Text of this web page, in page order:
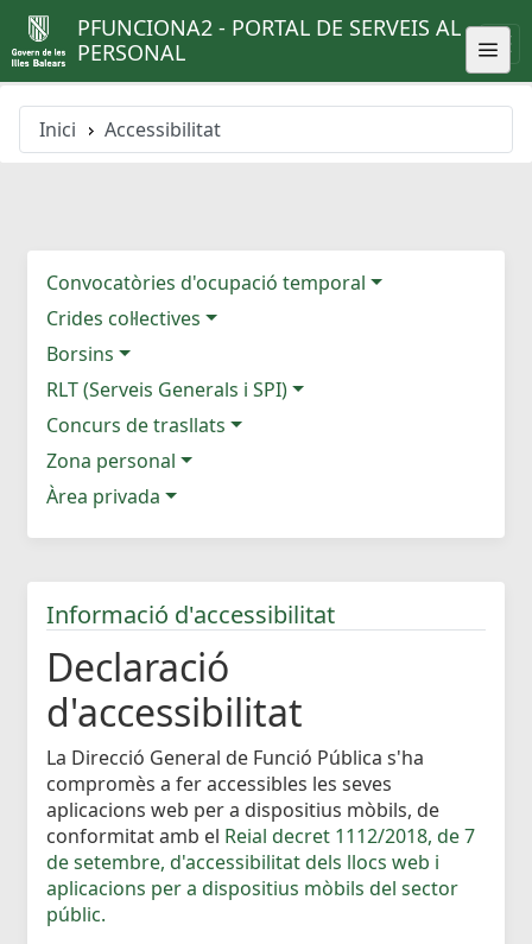
PFUNCIONA2 - PORTAL DE SERVEIS AL
PERSONAL
Inici Accessibilitat
Convocatòries d'ocupació temporal
Crides col·lectives
Borsins
RLT (Serveis Generals i SPI)
Concurs de trasllats
Zona personal
Àrea privada
Informació d'accessibilitat
Declaració
d'accessibilitat
La Direcció General de Funció Pública s'ha
compromès a fer accessibles les seves
aplicacions web per a dispositius mòbils, de
conformitat amb el Reial decret 1112/2018, de 7
de setembre, d'accessibilitat dels llocs web i
aplicacions per a dispositius mòbils del sector
públic.